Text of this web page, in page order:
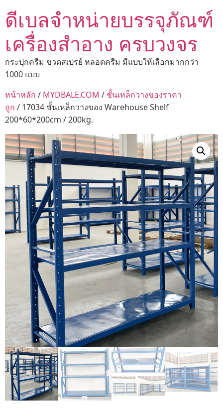
ดีเบลจำหน่ายบรรจุภัณฑ์
เครื่องสำอาง ครบวงจร
กระปุกครีม ขวดสเปรย์ หลอดครีม มีแบบให้เลือกมากกว่า
1000 แบบ
หน้าหลัก / MYDBALE.COM / ชั้นเหล็กวางของราคา
ถูก / 17034 ชั้นเหล็กวางของ Warehouse Shelf
200*60*200cm / 200kg.